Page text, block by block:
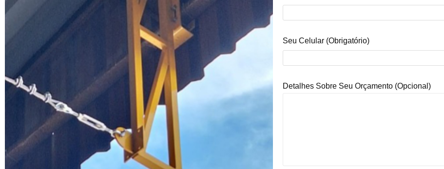
Seu Celular (obrigatório)
Detalhes Sobre Seu Orçamento (opcional)